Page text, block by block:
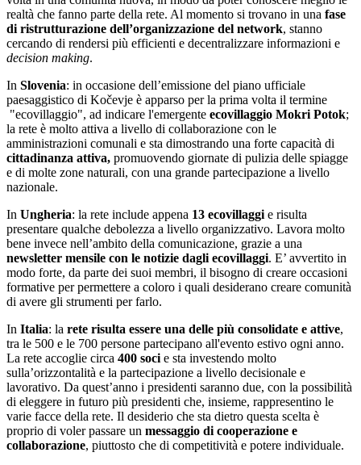
realtà che fanno parte della rete. Al momento si trovano in una fase
di ristrutturazione dell’organizzazione del network, stanno
cercando di rendersi più efficienti e decentralizzare informazioni e
decision making.
In Slovenia: in occasione dell’emissione del piano ufficiale
paesaggistico di Kočevje è apparso per la prima volta il termine
"ecovillaggio", ad indicare l'emergente ecovillaggio Mokri Potok;
la rete è molto attiva a livello di collaborazione con le
amministrazioni comunali e sta dimostrando una forte capacità di
cittadinanza attiva, promuovendo giornate di pulizia delle spiagge
e di molte zone naturali, con una grande partecipazione a livello
nazionale.
In Ungheria: la rete include appena 13 ecovillaggi e risulta
presentare qualche debolezza a livello organizzativo. Lavora molto
bene invece nell’ambito della comunicazione, grazie a una
newsletter mensile con le notizie dagli ecovillaggi. E’ avvertito in
modo forte, da parte dei suoi membri, il bisogno di creare occasioni
formative per permettere a coloro i quali desiderano creare comunità
di avere gli strumenti per farlo.
In Italia: la rete risulta essere una delle più consolidate e attive,
tra le 500 e le 700 persone partecipano all'evento estivo ogni anno.
La rete accoglie circa 400 soci e sta investendo molto
sulla’orizzontalità e la partecipazione a livello decisionale e
lavorativo. Da quest’anno i presidenti saranno due, con la possibilità
di eleggere in futuro più presidenti che, insieme, rappresentino le
varie facce della rete. Il desiderio che sta dietro questa scelta è
proprio di voler passare un messaggio di cooperazione e
collaborazione, piuttosto che di competitività e potere individuale.